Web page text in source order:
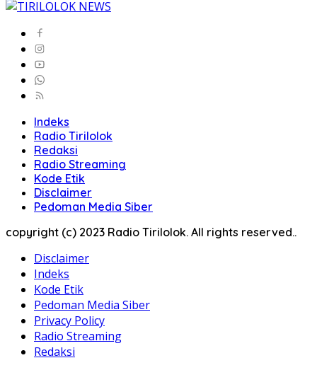
Indeks
Radio Tirilolok
Redaksi
Radio Streaming
Kode Etik
Disclaimer
Pedoman Media Siber
copyright (c) 2023 Radio Tirilolok. All rights reserved..
Disclaimer
Indeks
Kode Etik
Pedoman Media Siber
Privacy Policy
Radio Streaming
Redaksi